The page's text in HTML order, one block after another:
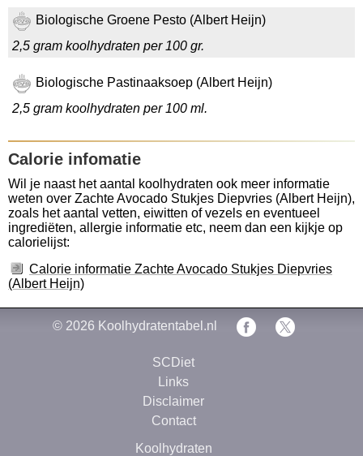
Biologische Groene Pesto (Albert Heijn)
2,5 gram koolhydraten per 100 gr.
Biologische Pastinaaksoep (Albert Heijn)
2,5 gram koolhydraten per 100 ml.
Calorie infomatie
Wil je naast het aantal koolhydraten ook meer informatie
weten over Zachte Avocado Stukjes Diepvries (Albert Heijn),
zoals het aantal vetten, eiwitten of vezels en eventueel
ingrediëten, allergie informatie etc, neem dan een kijkje op
calorielijst:
Calorie informatie Zachte Avocado Stukjes Diepvries
(Albert Heijn)
© 2026 Koolhydratentabel.nl
SCDiet
Links
Disclaimer
Contact
Koolhydraten